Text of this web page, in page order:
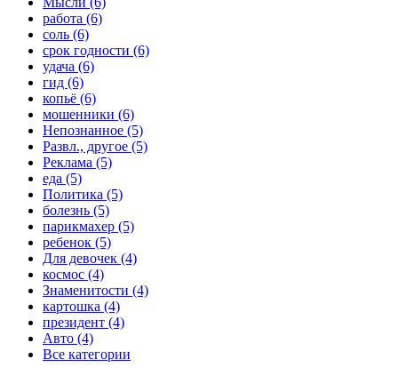
работа (6)
соль (6)
срок годности (6)
удача (6)
гид (6)
копьё (6)
мошенники (6)
Непознанное (5)
Развл., другое (5)
Реклама (5)
еда (5)
Политика (5)
болезнь (5)
парикмахер (5)
ребенок (5)
Для девочек (4)
космос (4)
Знаменитости (4)
картошка (4)
президент (4)
Авто (4)
Все категории